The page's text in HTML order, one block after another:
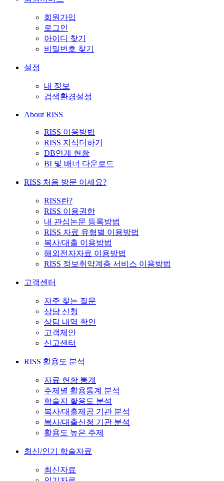
회원가입
로그인
아이디 찾기
비밀번호 찾기
설정
내 정보
검색환경설정
About RISS
RISS 이용방법
RISS 지식더하기
DB연계 현황
BI 및 배너 다운로드
RISS 처음 방문 이세요?
RISS란?
RISS 이용권한
내 관심논문 등록방법
RISS 자료 유형별 이용방법
복사/대출 이용방법
해외전자자료 이용방법
RISS 정보취약계층 서비스 이용방법
고객센터
자주 찾는 질문
상담 신청
상담 내역 확인
고객제안
신고센터
RISS 활용도 분석
자료 현황 통계
주제별 활용통계 분석
학술지 활용도 분석
복사/대출제공 기관 분석
복사/대출신청 기관 분석
활용도 높은 주제
최신/인기 학술자료
최신자료